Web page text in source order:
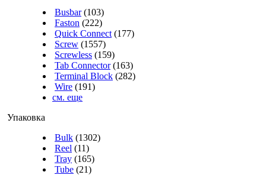
Busbar (103)
Faston (222)
Quick Connect (177)
Screw (1557)
Screwless (159)
Tab Connector (163)
Terminal Block (282)
Wire (191)
см. еще
Упаковка
Bulk (1302)
Reel (11)
Tray (165)
Tube (21)